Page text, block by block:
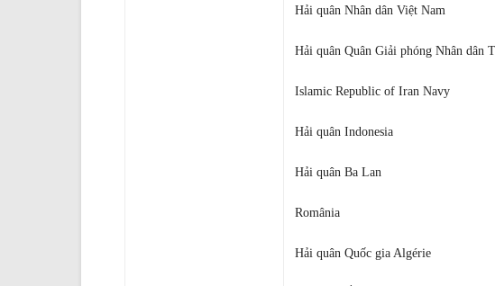
Hải quân Nhân dân Việt Nam
Hải quân Quân Giải phóng Nhân dân
Islamic Republic of Iran Navy
Hải quân Indonesia
Hải quân Ba Lan
România
Hải quân Quốc gia Algérie